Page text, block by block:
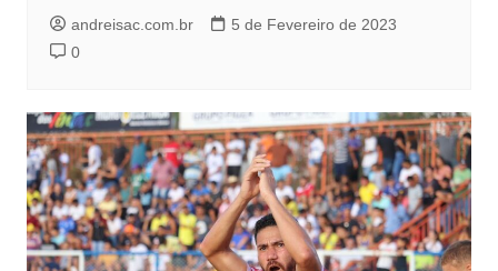
andreisac.com.br
5 de Fevereiro de 2023
0